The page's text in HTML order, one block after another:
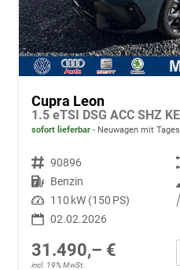
Cupra Leon
1.5 eTSI DSG ACC SHZ
sofort lieferbar Neuwagen mit
Fahrzeugnr. 90896
Kraftstoff Benzin
Leistung 110 kW (150 PS)
02.02.2026
31.490,– €
incl. 19% MwSt.